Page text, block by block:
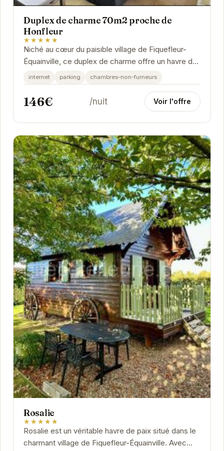
Duplex de charme 70m2 proche de
Honfleur
★★★★★
Niché au cœur du paisible village de Fiquefleur-
Équainville, ce duplex de charme offre un havre de
paix à deux pas de l'animation de Honfleur....
internet parking chambres-non-fumeurs
146€ /nuit Voir l'offre
Rosalie
★★★★★
Rosalie est un véritable havre de paix situé dans le
charmant village de Fiquefleur-Équainville. Avec